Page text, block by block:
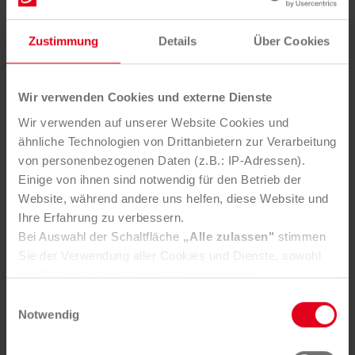
Zustimmung Details Über Cookies
Wir verwenden Cookies und externe Dienste
Wir verwenden auf unserer Website Cookies und
ähnliche Technologien von Drittanbietern zur Verarbeitung
von personenbezogenen Daten (z.B.: IP-Adressen).
Einige von ihnen sind notwendig für den Betrieb der
Website, während andere uns helfen, diese Website und
Ihre Erfahrung zu verbessern.
Bei Auswahl der Schaltfläche „Alle zulassen" stimmen
Sie der Verwendung aller Cookies und Dienste, sowohl
von Drittanbietern als auch den eigenen, zu.
selbst zu entscheiden, welche Cookies-Setzung Sie
Selbstverständlich können Sie über Consent Button in
Notwendig
Auf unserem Flickr-Account finden Sie alle Fotos in
Druckqualität.
MEHR AUF FLICKR
Kontakt
Bei Presseanfragen wenden Sie sich bitte an:
Mag. Bernadette Triebl-Wurzenberger